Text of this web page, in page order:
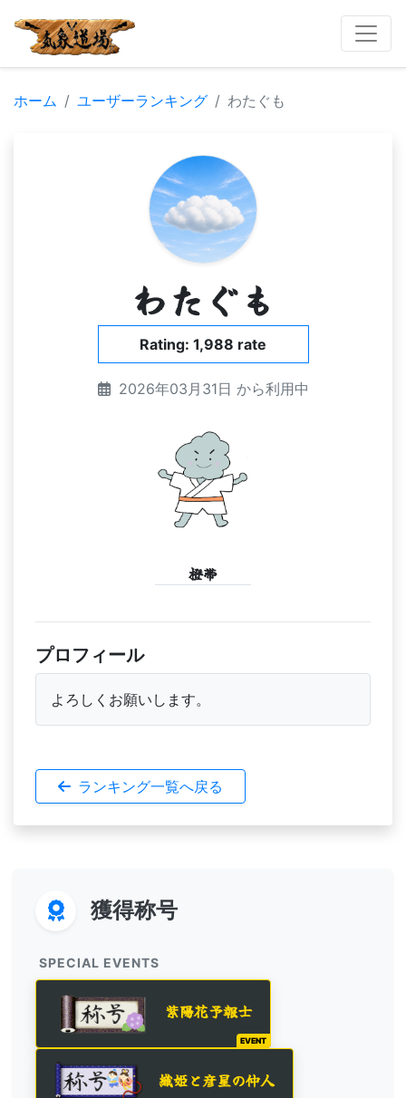
ホーム ユーザーランキング わたぐも
わたぐも
Rating: 1,988 rate
2026年03月31日 から利用中
橙帯
プロフィール
よろしくお願いします。
ランキング一覧へ戻る
獲得称号
SPECIAL EVENTS
紫陽花予報士
EVENT
織姫と彦星の仲人